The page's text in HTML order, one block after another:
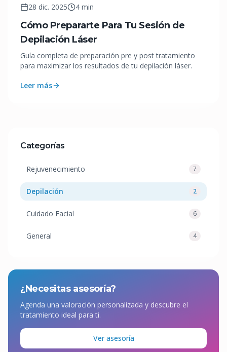
28 dic. 2025 4 min
Cómo Prepararte Para Tu Sesión de
Depilación Láser
Guía completa de preparación pre y post tratamiento
para maximizar los resultados de tu depilación láser.
Leer más
Categorías
Rejuvenecimiento 7
Depilación 2
Cuidado Facial 6
General 4
¿Necesitas asesoría?
Agenda una valoración personalizada y descubre el
tratamiento ideal para ti.
Ver asesoría